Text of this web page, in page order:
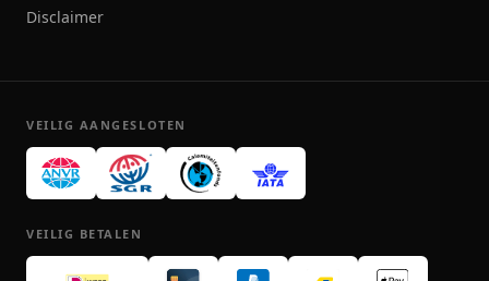
Disclaimer
VEILIG AANGESLOTEN
VEILIG BETALEN